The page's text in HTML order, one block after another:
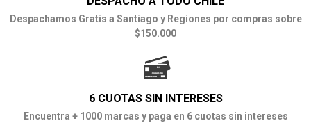
Despachamos Gratis a Santiago y Regiones por compras sobre
$150.000
6 CUOTAS SIN INTERESES
Encuentra + 1000 marcas y paga en 6 cuotas sin intereses